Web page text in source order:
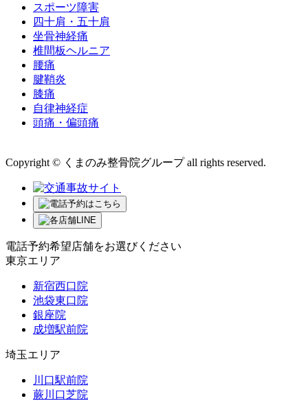
スポーツ障害
四十肩・五十肩
坐骨神経痛
椎間板ヘルニア
腰痛
腱鞘炎
膝痛
自律神経症
頭痛・偏頭痛
Copyright © くまのみ整骨院グループ all rights reserved.
電話予約希望店舗をお選びください
東京エリア
新宿西口院
池袋東口院
銀座院
成増駅前院
埼玉エリア
川口駅前院
蕨川口芝院